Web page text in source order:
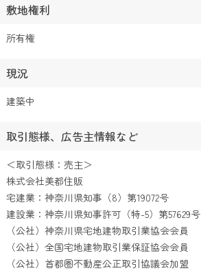
敷地権利
所有権
現況
建築中
取引態様、広告主情報など
＜取引態様：売主＞
株式会社美都住販
宅建業：神奈川県知事（8）第19072号
建設業：神奈川県知事許可（特-5）第57629号
（公社）神奈川県宅地建物取引業協会会員
（公社）全国宅地建物取引業保証協会会員
（公社）首都圏不動産公正取引協議会加盟